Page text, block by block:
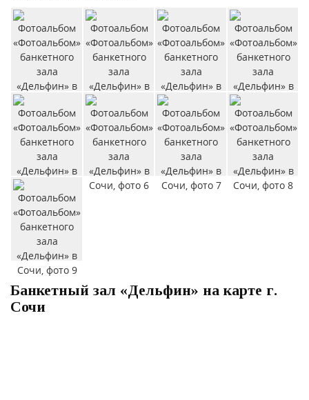
Банкетный зал «Дельфин» на карте г.
Сочи